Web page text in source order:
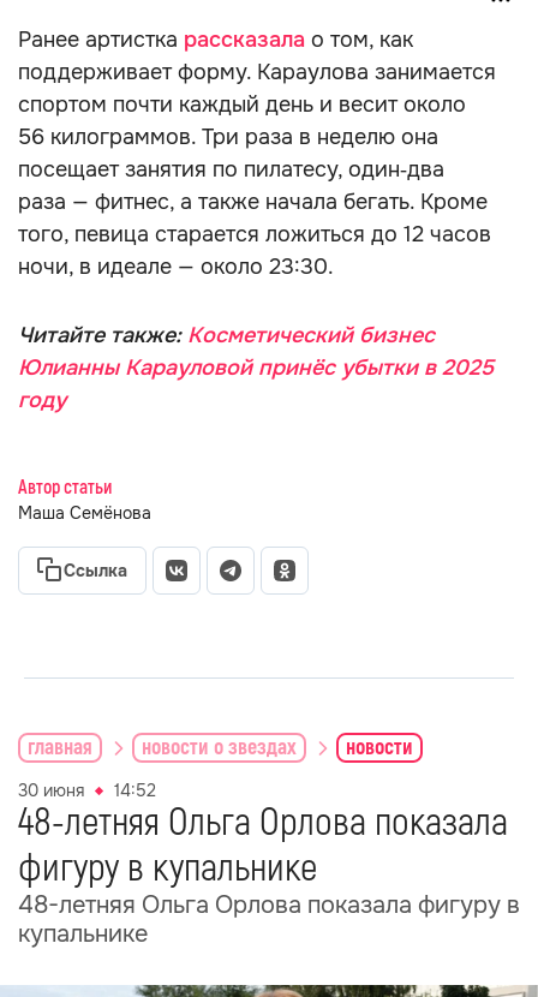
Ранее артистка рассказала о том, как
поддерживает форму. Караулова занимается
спортом почти каждый день и весит около
56 килограммов. Три раза в неделю она
посещает занятия по пилатесу, один‑два
раза — фитнес, а также начала бегать. Кроме
того, певица старается ложиться до 12 часов
ночи, в идеале — около 23:30.
Читайте также: Косметический бизнес
Юлианны Карауловой принёс убытки в 2025
году
Автор статьи
Маша Семёнова
Ссылка
главная новости о звездах новости
30 июня 14:52
48-летняя Ольга Орлова показала
фигуру в купальнике
48-летняя Ольга Орлова показала фигуру в
купальнике